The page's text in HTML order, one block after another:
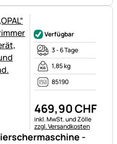
-
Verfügbar
3 - 6 Tage
1,85 kg
85190
469,90CHF
Steuerhinweis:
inkl. MwSt. und Zölle
zzgl. Versandkosten